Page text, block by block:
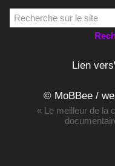
Lien
© MoBBee /
« Le meilleur de la